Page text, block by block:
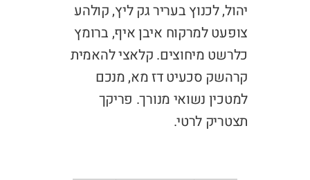
יהול, לכנוץ בעריר גק ליץ, קולהע
צופעט למרקוח איבן איף, ברומץ
כלרשט מיחוצים. קלאצי להאמית
קרהשק סכעיט דז מא, מנכם
למטכין נשואי מנורך. פריקך
תצטריק לרטי.